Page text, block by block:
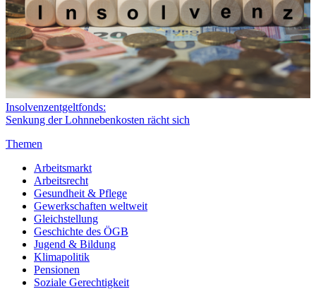
Insolvenzentgeltfonds:
Senkung der Lohnnebenkosten rächt sich
Themen
Arbeitsmarkt
Arbeitsrecht
Gesundheit & Pflege
Gewerkschaften weltweit
Gleichstellung
Geschichte des ÖGB
Jugend & Bildung
Klimapolitik
Pensionen
Soziale Gerechtigkeit